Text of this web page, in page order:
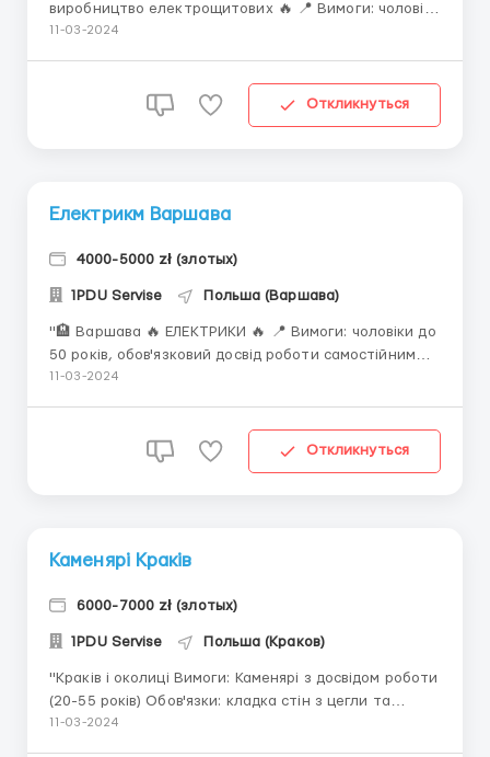
виробництво електрощитових 🔥 📍 Вимоги: чоловіки
до 50 років, досвід роботи електриком, профільна
займається виготовленням електрощитових. Робота
11-03-2024
Откликнуться
Електрикм Варшава
4000-5000 zł (злотых)
1PDU Servise Польша (Варшава)
"🏨 Варшава 🔥 ЕЛЕКТРИКИ 🔥 📍 Вимоги: чоловіки до
50 років, обов'язковий досвід роботи самостійним
електриком, польська на рівні комунікації, бажано
робота за схемами при з'єднанні...
11-03-2024
Откликнуться
Каменярі Краків
6000-7000 zł (злотых)
1PDU Servise Польша (Краков)
"Краків і околиці Вимоги: Каменярі з досвідом роботи
(20-55 років) Обов'язки: кладка стін з цегли та
дрібних блоків Графік роботи: ПН-ПТ 07:00-17:00, СБ
11-03-2024